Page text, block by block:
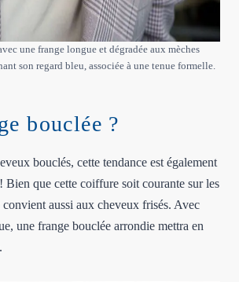
une frange longue et dégradée aux mèches
son regard bleu, associée à une tenue formelle.
bouclée ?
bouclés, cette tendance est également
Bien que cette coiffure soit courante sur les
aussi aux cheveux frisés. Avec
une frange bouclée arrondie mettra en